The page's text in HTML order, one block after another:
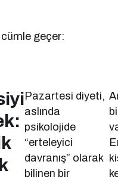
cümle geçer:
Pazartesi diyeti,
aslında
psikolojide
“erteleyici
davranış” olarak
bilinen bir